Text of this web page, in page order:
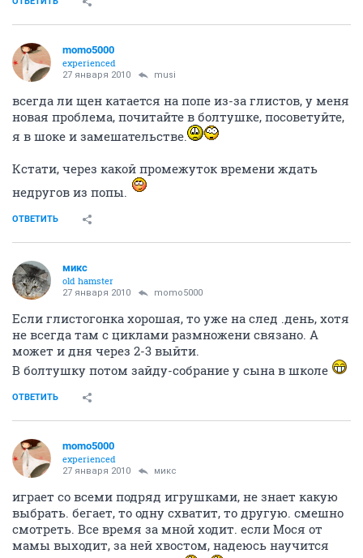
momo5000
experienced
27 января 2010 musi
всегда ли щен катается на попе из-за глистов, у меня
новая проблема, почитайте в болтушке, посоветуйте,
я в шоке и замешательстве.
Кстати, через какой промежуток времени ждать
недругов из попы.
ОТВЕТИТЬ
микс
old hamster
27 января 2010 momo5000
Если глистогонка хорошая, то уже на след .день, хотя
не всегда там с циклами размножени связано. А
может и дня через 2-3 выйти.
В болтушку потом зайду-собрание у сына в школе
ОТВЕТИТЬ
momo5000
experienced
27 января 2010 микс
играет со всеми подряд игрушками, не знает какую
выбрать. бегает, то одну схватит, то другую. смешно
смотреть. Все время за мной ходит. если Мося от
мамы выходит, за ней хвостом, надеюсь научится